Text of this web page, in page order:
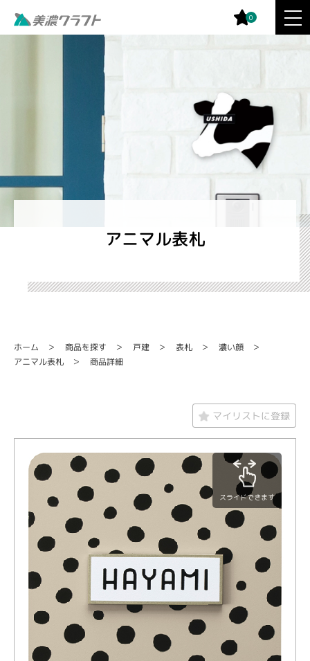
0
アニマル表札
ホーム 商品を探す 戸建 表札 濃い顔
アニマル表札 商品詳細
マイリストに登録
スライドできます